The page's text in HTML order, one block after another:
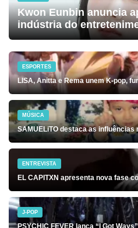
Kwon Eunbin anuncia
indústria do
ESPORTES
LISA, Anitta e Rema unem K-pop,
MÚSICA
SAMUELiTO destaca as
ENTREVISTA
EL CAPITXN apresenta nova fase
J-POP
PSYCHIC FEVER lança “I Got